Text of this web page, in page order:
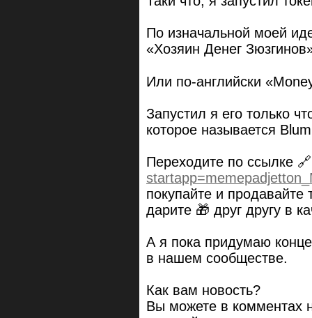
По изначальной моей
«Хозяин Денег
Или по-английски
Запустил я его только
которое называется
Переходите по ссылке
покупайте и продавайте
дарите 🎁 друг другу в
А я пока придумаю
в нашем сообществе.
Как вам новость?
Вы можете в комментах